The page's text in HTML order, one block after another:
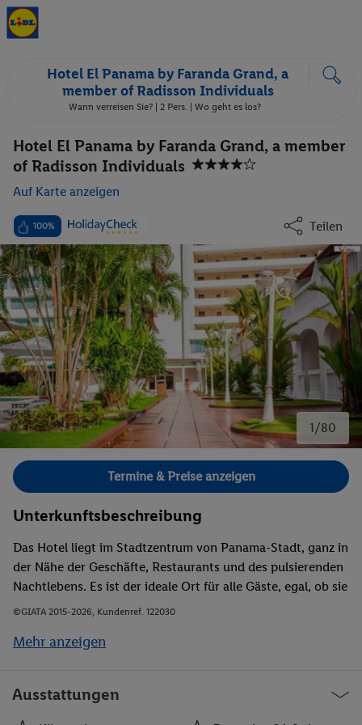
Hotel El Panama by Faranda Grand, a
member of Radisson Individuals
Wann verreisen Sie? | 2 Pers. | Wo geht es los?
Hotel El Panama by Faranda Grand, a member
of Radisson Individuals
Auf Karte anzeigen
100% Teilen
1/80
Bild 1 von 80.
Termine & Preise anzeigen
Unterkunftsbeschreibung
Das Hotel liegt im Stadtzentrum von Panama-Stadt, ganz in
der Nähe der Geschäfte, Restaurants und des pulsierenden
Nachtlebens. Es ist der ideale Ort für alle Gäste, egal, ob sie
hier ihre Geschäfte abwickeln oder ihre Freizeit genießen
©GIATA 2015-2026, Kundenref. 122030
Mehr anzeigen
Ausstattungen